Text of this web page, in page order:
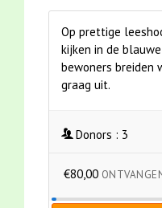
Op prettige
kijken in de
bewoners breiden
graag uit.
Donors : 3
€80,00